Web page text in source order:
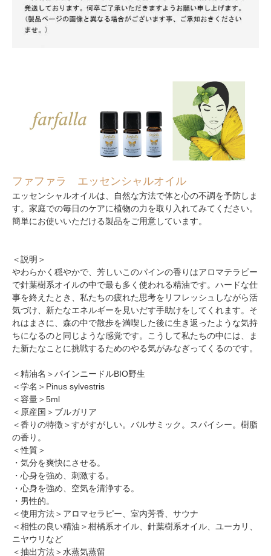
ファファラ エッセンシャルオイル
エッセンシャルオイルは、自然な方法で体と心の不調を予防しま
す。家庭での毎日のケアに植物の力を取り入れてみてください。
簡単にお使いいただける製品をご用意しています。
＜説明＞
やわらかく穏やかで、芳しいこのパインの香りはアロマテラピー
で針葉樹系オイルの中で最も多く使われる精油です。ハードな仕
事を終えたとき、私たちの疲れた思考をリフレッシュしながら活
気づけ、新たなエネルギーを見いだす手助けをしてくれます。そ
れはまさに、森の中で散歩を満喫した後に生き返ったような気持
ちになるのと同じような感覚です。こうして私たちの中には、ま
た新たなことに挑戦するためのやる気がみなぎってくるのです。
＜精油名＞パインニードルBIO野生
＜学名＞Pinus sylvestris
＜容量＞5ml
＜原産国＞ブルガリア
＜香りの特徴＞すがすがしい。バルサミック。スパイシー。樹脂
の香り。
＜性質＞
・気分を爽快にさせる。
・心身を強め、刺激する。
・心身を強め、空気を清浄する。
・男性的。
＜使用方法＞アロマセラピー、室内芳香、サウナ
＜相性の良い精油＞柑橘系オイル、針葉樹系オイル、ユーカリ、
ニヤウリなど
＜抽出方法＞水蒸気蒸留